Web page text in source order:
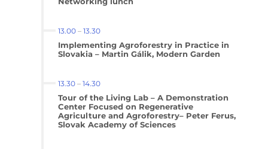
13.00– 13.30
Implementing Agroforestry in Practice in
Slovakia – Martin Gálik, Modern Garden
13.30– 14.30
Tour of the Living Lab – A Demonstration
Center Focused on Regenerative
Agriculture and Agroforestry– Peter Ferus,
Slovak Academy of Sciences